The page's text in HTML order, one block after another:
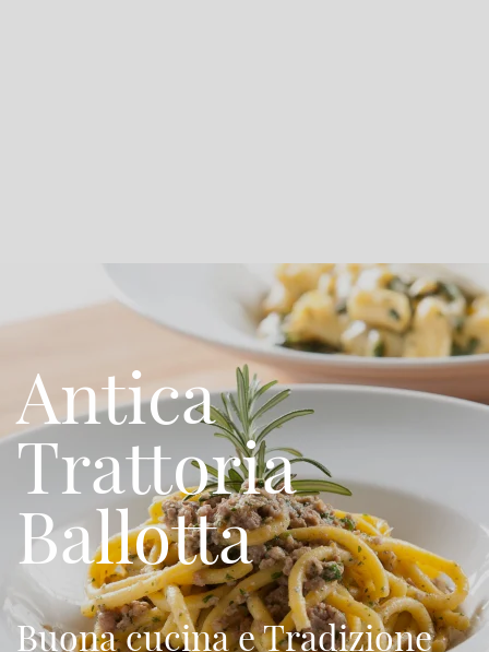
Antica
Trattoria
Ballotta
Buona cucina e Tradizione